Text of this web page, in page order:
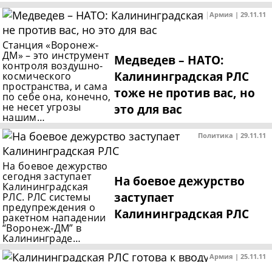
Армия | 29.11.11
Медведев – НАТО:
Калининградская РЛС
тоже не против вас, но
это для вас
Станция «Воронеж-
ДМ» – это инструмент
контроля воздушно-
космического
пространства, и сама
по себе она, конечно,
не несет угрозы
нашим…
Политика | 29.11.11
На боевое дежурство
заступает
Калининградская РЛС
На боевое дежурство
сегодня заступает
Калининградская
РЛС. РЛС системы
предупреждения о
ракетном нападении
“Воронеж-ДМ” в
Калининграде…
Армия | 25.11.11